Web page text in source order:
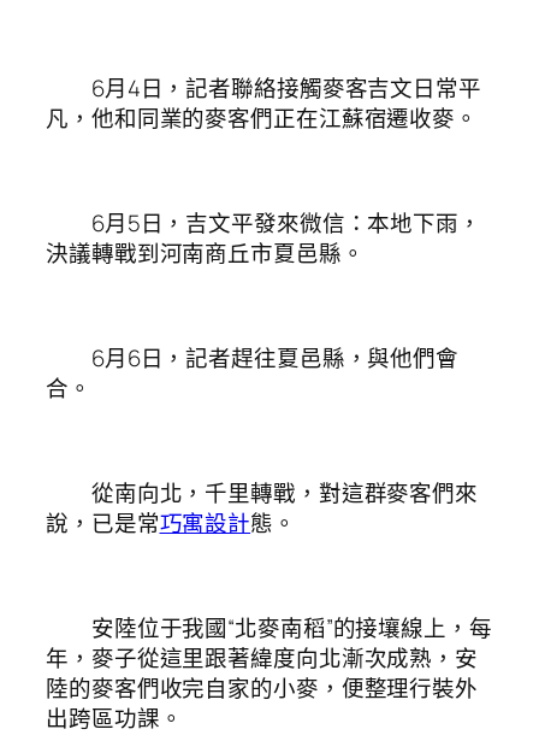
6月4日，記者聯絡接觸麥客吉文日常平
凡，他和同業的麥客們正在江蘇宿遷收麥。
6月5日，吉文平發來微信：本地下雨，
決議轉戰到河南商丘市夏邑縣。
6月6日，記者趕往夏邑縣，與他們會
合。
從南向北，千里轉戰，對這群麥客們來
說，已是常巧寓設計態。
安陸位于我國“北麥南稻”的接壤線上，每
年，麥子從這里跟著緯度向北漸次成熟，安
陸的麥客們收完自家的小麥，便整理行裝外
出跨區功課。